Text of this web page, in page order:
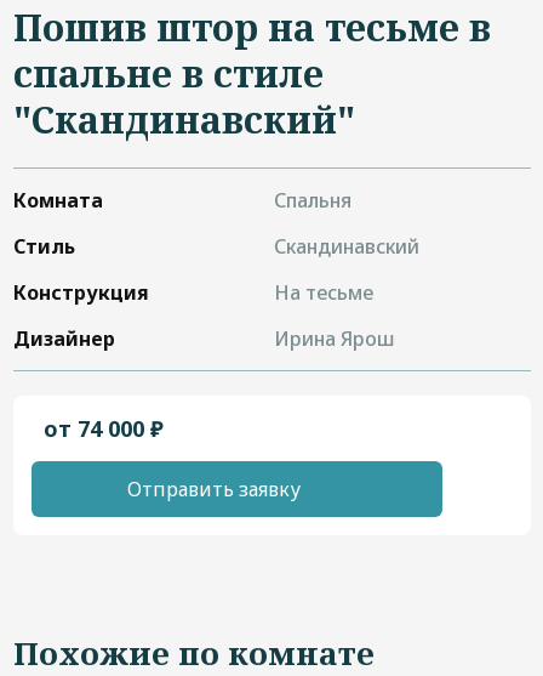
Пошив штор на тесьме в
спальне в стиле
"Скандинавский"
Комната
Спальня
Стиль
Скандинавский
Конструкция
На тесьме
Дизайнер
Ирина Ярош
от 74 000 ₽
Отправить заявку
Похожие по комнате